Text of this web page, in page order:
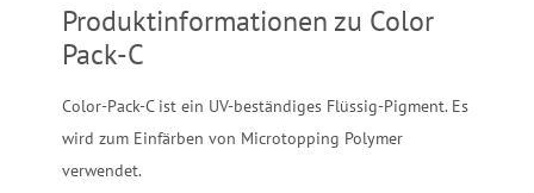
Produktinformationen zu Color
Pack-C
Color-Pack-C ist ein UV-beständiges Flüssig-Pigment. Es
wird zum Einfärben von Microtopping Polymer
verwendet.